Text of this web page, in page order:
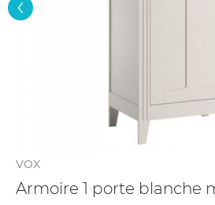
VOX
Armoire 1 porte blanche